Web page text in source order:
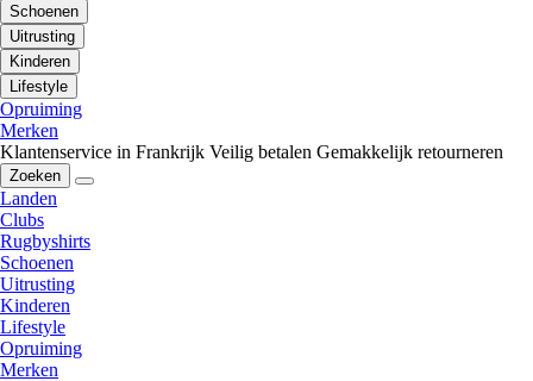
Schoenen
Uitrusting
Kinderen
Lifestyle
Opruiming
Merken
Klantenservice in Frankrijk Veilig betalen Gemakkelijk retourneren
Zoeken
Landen
Clubs
Rugbyshirts
Schoenen
Uitrusting
Kinderen
Lifestyle
Opruiming
Merken